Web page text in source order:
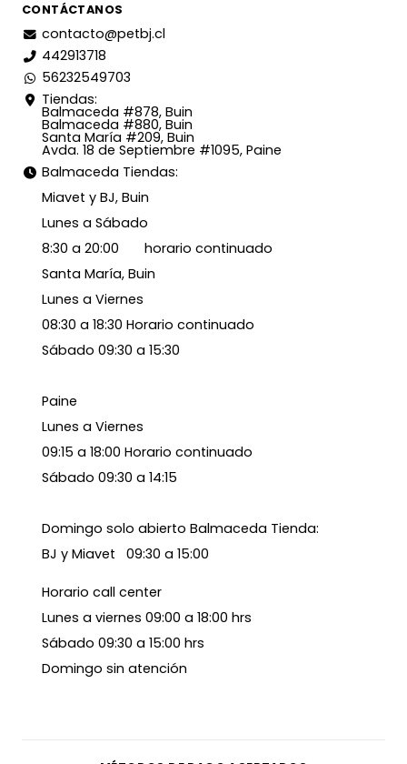
CONTÁCTANOS
contacto@petbj.cl
442913718
56232549703
Tiendas:
Balmaceda #878, Buin
Balmaceda #880, Buin
Santa María #209, Buin
Avda. 18 de Septiembre #1095, Paine
Balmaceda Tiendas:
Miavet y BJ, Buin
Lunes a Sábado
8:30 a 20:00 horario continuado
Santa María, Buin
Lunes a Viernes
08:30 a 18:30 Horario continuado
Sábado 09:30 a 15:30
Paine
Lunes a Viernes
09:15 a 18:00 Horario continuado
Sábado 09:30 a 14:15
Domingo solo abierto Balmaceda Tienda:
BJ y Miavet 09:30 a 15:00
Horario call center
Lunes a viernes 09:00 a 18:00 hrs
Sábado 09:30 a 15:00 hrs
Domingo sin atención